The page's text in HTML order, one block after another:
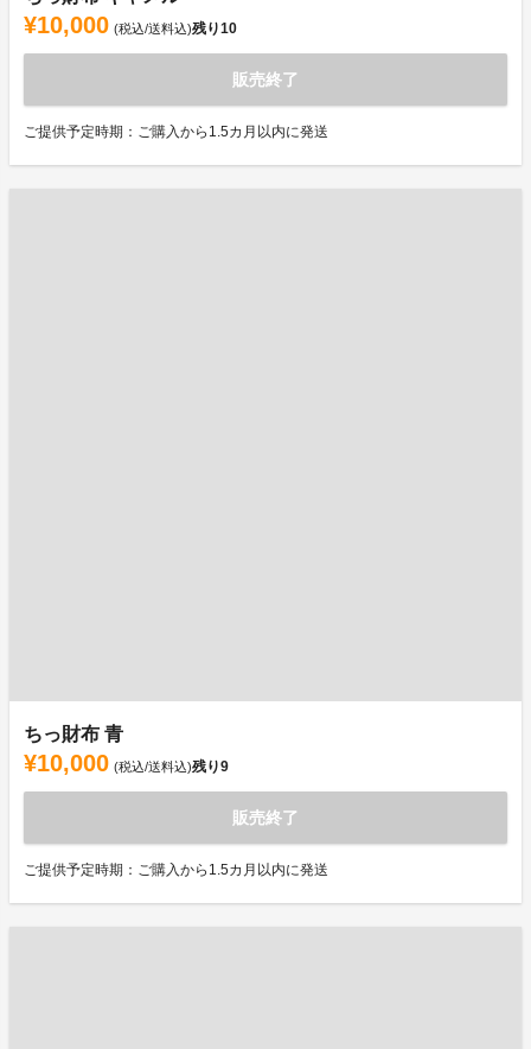
¥10,000 (税込/送料込)残り10
販売終了
ご提供予定時期：ご購入から1.5カ月以内に発送
ちっ財布 青
¥10,000 (税込/送料込)残り9
販売終了
ご提供予定時期：ご購入から1.5カ月以内に発送